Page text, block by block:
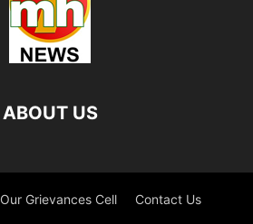
ABOUT US
Our Grievances Cell Contact Us